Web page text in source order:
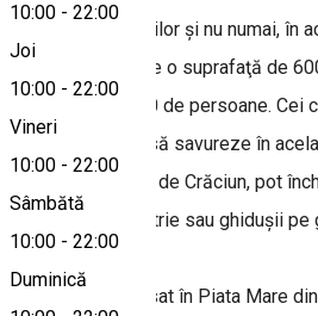
10:00 - 22:00
Joi
10:00 - 22:00
Vineri
10:00 - 22:00
Sâmbătă
10:00 - 22:00
Duminică
Spre bucuria copiilor şi nu numai, în
centrul Sibiului are o suprafaţă de
capacitate de 300 de persoane. Cei
patine şi doresc să savureze în
magică a Târgului de Crăciun, pot
întreacă in măiestrie sau ghiduşii pe
Patinoarul amplasat în Piata Mare